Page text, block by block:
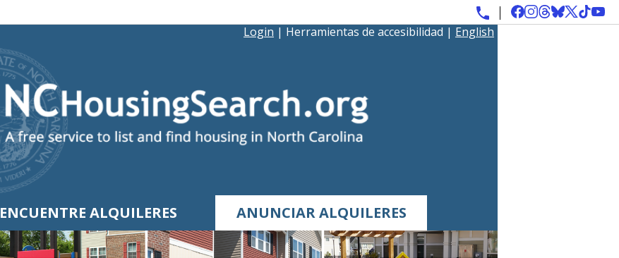
Login | Herramientas de accesibilidad | English
ENCUENTRE ALQUILERES ANUNCIAR ALQUILERES